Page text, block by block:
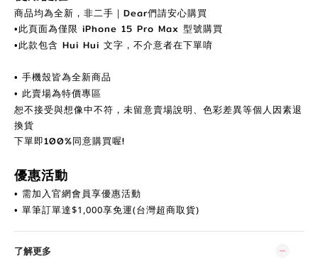
商品均為全新，非二手｜Dear們請安心購買
•此頁面為僅限 iPhone 15 Pro Max 型號購買
•此款包含 Hui Hui 文字，不介意者在下單唷
• 手機殼皆為全新商品
• 此賣場為特價專區
恕不接受與想像中不符，未留意賣場說明、色彩差異等個人因素退
換貨
下單即100%同意購買喔!
優惠活動
• 需加入官網會員享優惠活動
• 單筆訂單達$1,000享免運(台灣超商取貨)
了解更多